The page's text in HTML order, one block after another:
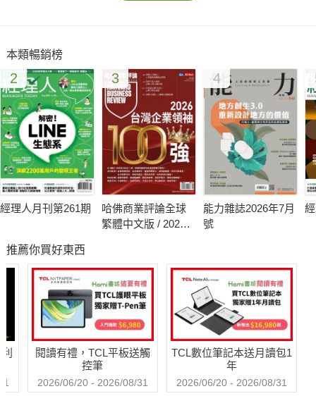
本類暢銷榜
2
經理人月刊第261期
3
哈佛商業評論全球
繁體中文版 / 2026
4
能力雜誌2026年7月
號
推薦你買好東西
閱讀有禮，TCL平板送觸
控筆
2026/06/20 - 2026/08/31
TCL數位筆記本送月讀包1
年
2026/06/20 - 2026/08/31